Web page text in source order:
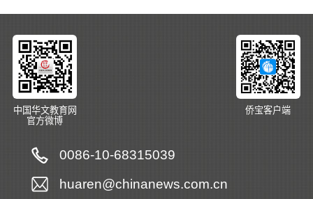
中国华文教育网
官方微博
侨宝客户端
0086-10-68315039
huaren@chinanews.com.cn